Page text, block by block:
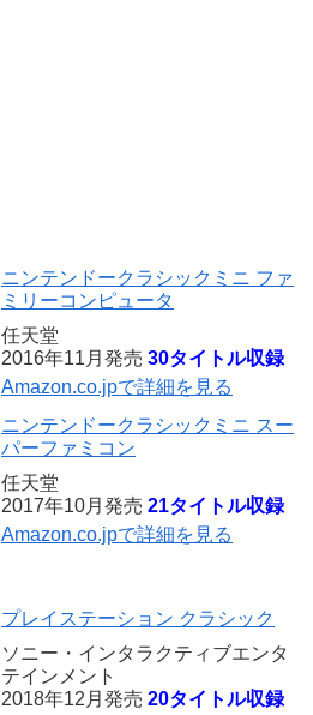
ニンテンドークラシックミニ ファ
ミリーコンピュータ
任天堂
2016年11月発売 30タイトル収録
Amazon.co.jpで詳細を見る
ニンテンドークラシックミニ スー
パーファミコン
任天堂
2017年10月発売 21タイトル収録
Amazon.co.jpで詳細を見る
プレイステーション クラシック
ソニー・インタラクティブエンタ
テインメント
2018年12月発売 20タイトル収録